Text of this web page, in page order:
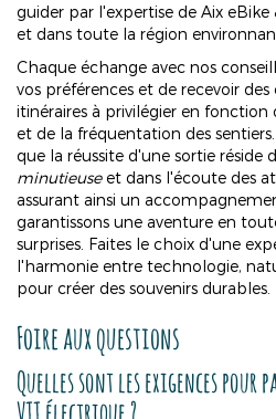
guider par l'expertise de Aix eBike
et dans toute la région
Chaque échange avec nos
vos préférences et de recevoir des
itinéraires à privilégier en
et de la fréquentation des
que la réussite d'une sortie réside
minutieuseet dans l'écoute des
assurant ainsi un
garantissons une aventure en
surprises. Faites le choix d'une
l'harmonie entre technologie,
pour créer des souvenirs durables.
Foire aux questions
Quelles sont les exigences pour